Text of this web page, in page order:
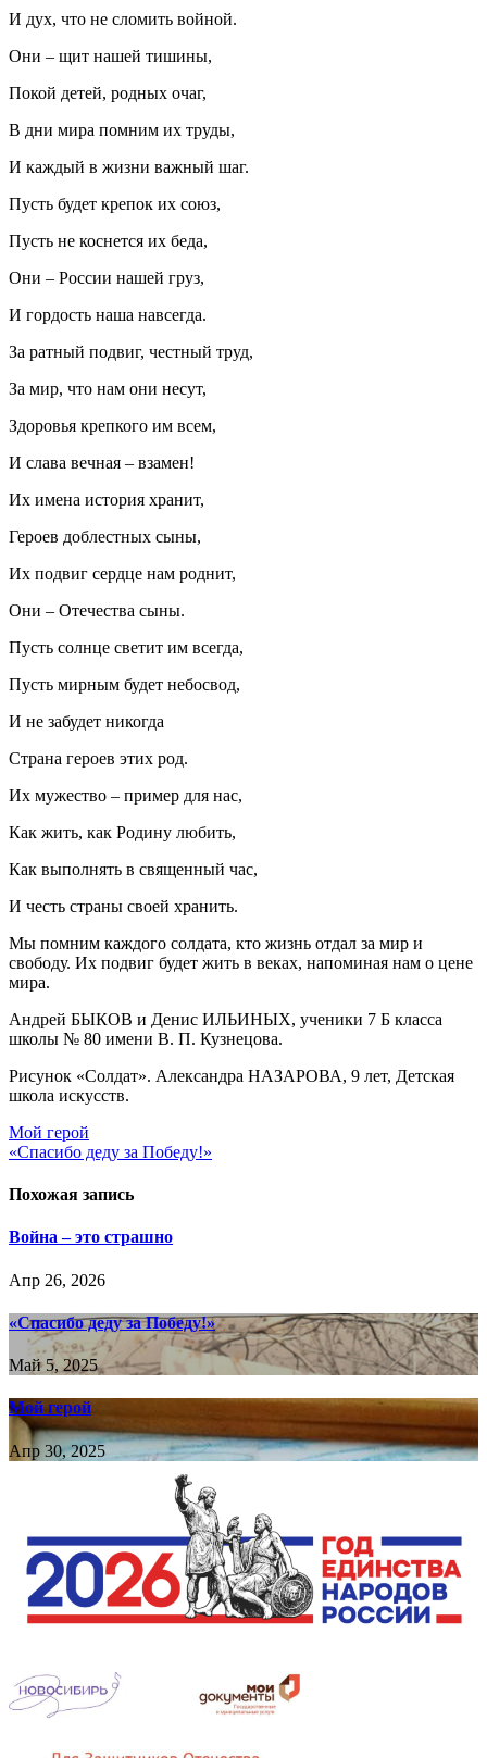
И дух, что не сломить войной.
Они – щит нашей тишины,
Покой детей, родных очаг,
В дни мира помним их труды,
И каждый в жизни важный шаг.
Пусть будет крепок их союз,
Пусть не коснется их беда,
Они – России нашей груз,
И гордость наша навсегда.
За ратный подвиг, честный труд,
За мир, что нам они несут,
Здоровья крепкого им всем,
И слава вечная – взамен!
Их имена история хранит,
Героев доблестных сыны,
Их подвиг сердце нам роднит,
Они – Отечества сыны.
Пусть солнце светит им всегда,
Пусть мирным будет небосвод,
И не забудет никогда
Страна героев этих род.
Их мужество – пример для нас,
Как жить, как Родину любить,
Как выполнять в священный час,
И честь страны своей хранить.
Мы помним каждого солдата, кто жизнь отдал за мир и
свободу. Их подвиг будет жить в веках, напоминая нам о цене
мира.
Андрей БЫКОВ и Денис ИЛЬИНЫХ, ученики 7 Б класса
школы № 80 имени В. П. Кузнецова.
Рисунок «Солдат». Александра НАЗАРОВА, 9 лет, Детская
школа искусств.
Навигация
по
записям
Мой герой
«Спасибо деду за Победу!»
Похожая запись
Война – это страшно
Апр 26, 2026
«Спасибо деду за Победу!»
Май 5, 2025
Мой герой
Апр 30, 2025